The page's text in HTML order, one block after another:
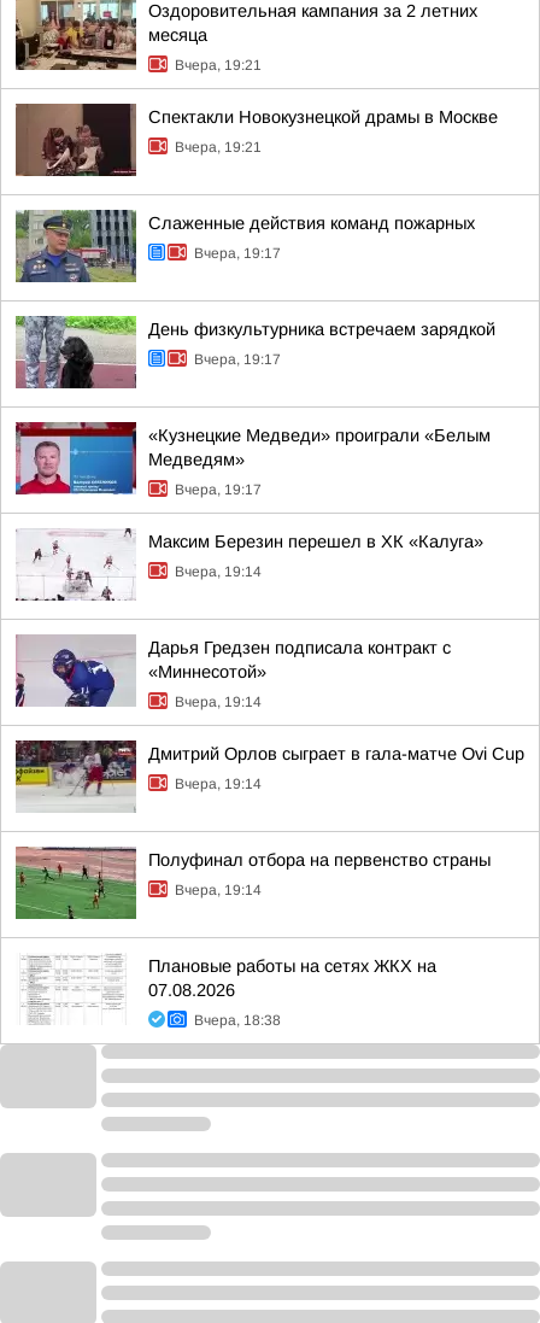
Оздоровительная кампания за 2 летних
месяца
Вчера, 19:21
Спектакли Новокузнецкой драмы в Москве
Вчера, 19:21
Слаженные действия команд пожарных
Вчера, 19:17
День физкультурника встречаем зарядкой
Вчера, 19:17
«Кузнецкие Медведи» проиграли «Белым
Медведям»
Вчера, 19:17
Максим Березин перешел в ХК «Калуга»
Вчера, 19:14
Дарья Гредзен подписала контракт с
«Миннесотой»
Вчера, 19:14
Дмитрий Орлов сыграет в гала-матче Ovi Cup
Вчера, 19:14
Полуфинал отбора на первенство страны
Вчера, 19:14
Плановые работы на сетях ЖКХ на
07.08.2026
Вчера, 18:38